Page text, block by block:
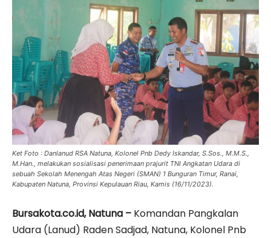
Ket Foto : Danlanud RSA Natuna, Kolonel Pnb Dedy Iskandar, S.Sos., M.M.S.,
M.Han., melakukan sosialisasi penerimaan prajurit TNI Angkatan Udara di
sebuah Sekolah Menengah Atas Negeri (SMAN) 1 Bunguran Timur, Ranai,
Kabupaten Natuna, Provinsi Kepulauan Riau, Kamis (16/11/2023).
Bursakota.co.id, Natuna – Komandan Pangkalan
Udara (Lanud) Raden Sadjad, Natuna, Kolonel Pnb